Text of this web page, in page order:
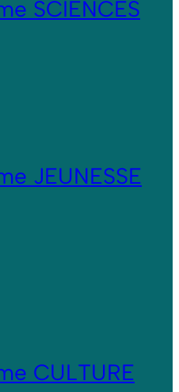
SCIENCES
JEUNESSE
CULTURE